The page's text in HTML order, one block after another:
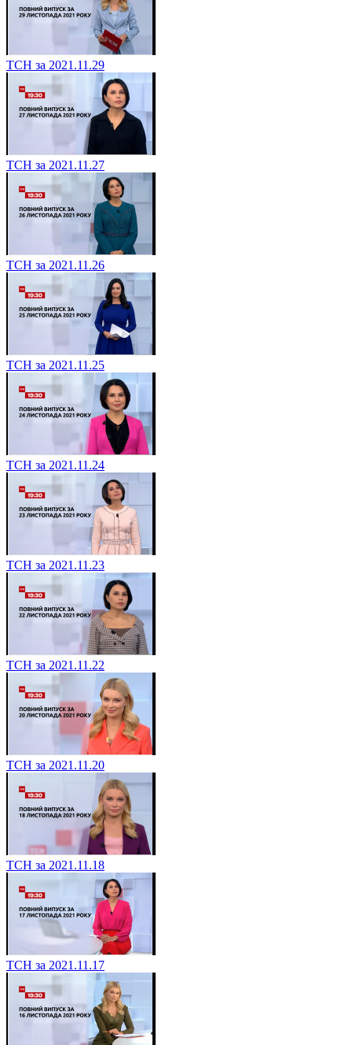
ТСН за 2021.11.29
ТСН за 2021.11.27
ТСН за 2021.11.26
ТСН за 2021.11.25
ТСН за 2021.11.24
ТСН за 2021.11.23
ТСН за 2021.11.22
ТСН за 2021.11.20
ТСН за 2021.11.18
ТСН за 2021.11.17